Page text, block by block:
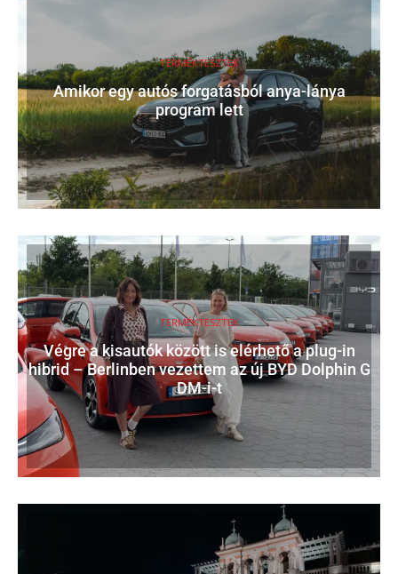
TERMÉKTESZTEK
Amikor egy autós forgatásból anya-lánya
program lett
TERMÉKTESZTEK
Végre a kisautók között is elérhető a plug-in
hibrid – Berlinben vezettem az új BYD Dolphin G
DM-i-t